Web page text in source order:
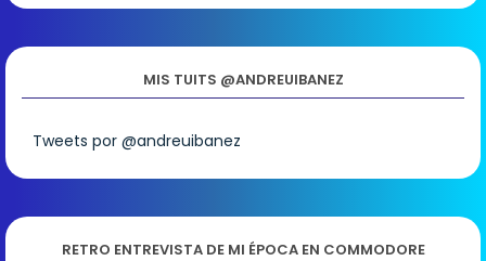
MIS TUITS @ANDREUIBANEZ
Tweets por @andreuibanez
RETRO ENTREVISTA DE MI ÉPOCA EN COMMODORE